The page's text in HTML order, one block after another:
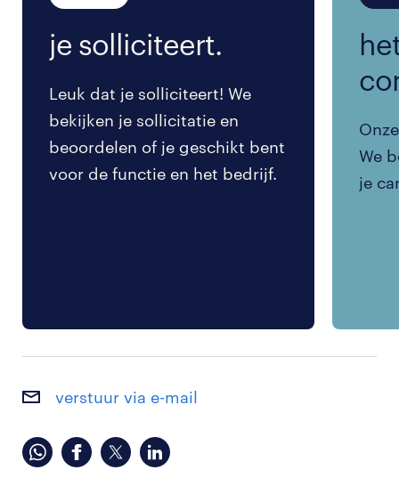
je solliciteert.
Leuk dat je solliciteert! We
bekijken je sollicitatie en
beoordelen of je geschikt bent
voor de functie en het bedrijf.
We
je
verstuur via e-mail